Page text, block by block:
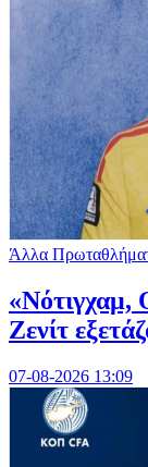
Άλλα
«Νότιγχαμ,
Ζενίτ
07-08-2026 13:09